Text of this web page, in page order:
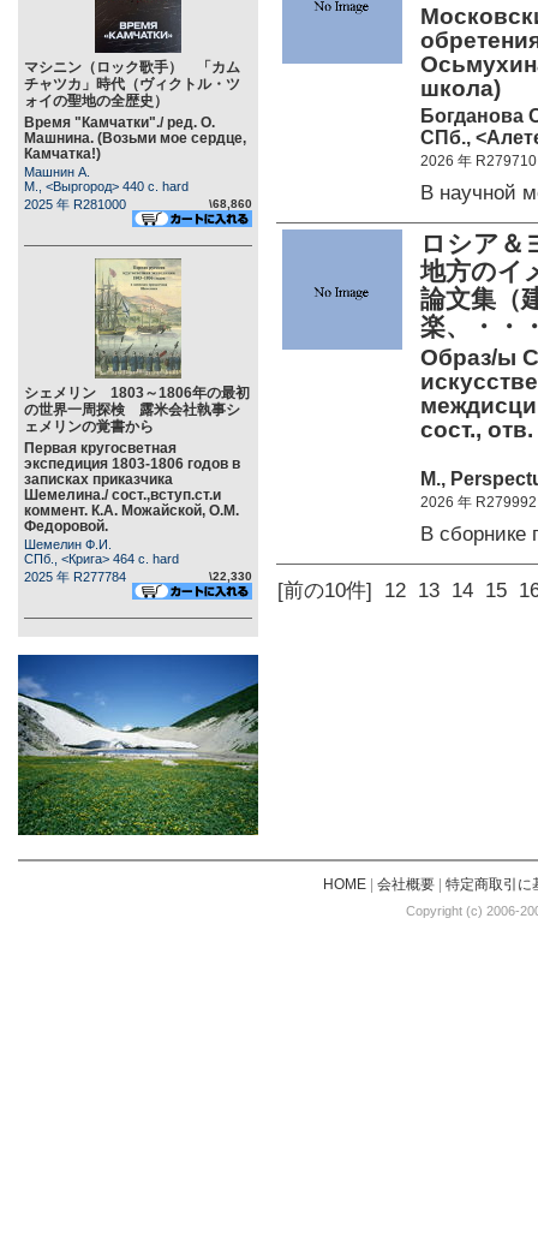
マシニン（ロック歌手） 「カム
チャツカ」時代（ヴィクトル・ツ
ォイの聖地の全歴史）
Время "Камчатки"./ ред. О.
Машнина. (Возьми мое сердце,
Камчатка!)
Машнин А.
М., <Выргород> 440 c. hard
2025 年 R281000
\68,860
シェメリン 1803～1806年の最初
の世界一周探検 露米会社執事シ
ェメリンの覚書から
Первая кругосветная
экспедиция 1803-1806 годов в
записках приказчика
Шемелина./ сост.,вступ.ст.и
коммент. К.А. Можайской, О.М.
Федоровой.
Шемелин Ф.И.
СПб., <Крига> 464 c. hard
2025 年 R277784
\22,330
школа)
Богданова
СПб.,
2026 年 R279710
В научной
ロシア＆
地方のイ
論文集（
楽、・・
Образ/ы
сост.,
М.,
2026 年 R279992
В сборнике
[前の10件] 12 13 14 15
HOME| 会社概要| 特定商取引に
Copyright (c) 2006-